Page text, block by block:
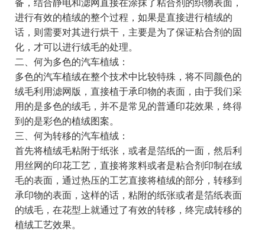
备，结合静电和滤网直接在涂抹了粘合剂的织物表面，
进行有效的植绒的整个过程，如果是直接进行植绒的
话，则需要对其进行烘干，主要是为了保证粘合剂的固
化，才可以进行绒毛的处理。
二、何为多色的汽车植绒：
多色的汽车植绒在整个技术中比较特殊，将不同颜色的
绒毛利用滤网版，直接植于承印物的表面，由于我们采
用的是多色的绒毛，并不是常见的普通印花效果，终得
到的是彩色的植绒图案。
三、何为转移的汽车植绒：
首先将植绒毛粘附于纸张，或者是箔纸的一面，然后利
用丝网的印花工艺，直接将浆料或者是粘合剂印制在绒
毛的表面，通过热压的工艺直接将植绒的部分，转移到
承印物的表面，这样的话，粘附的纸张或者是箔纸表面
的绒毛，在花型上就通过了有效的转移，终完成转移的
植绒工艺效果。